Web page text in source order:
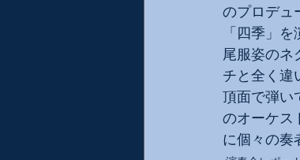
のプロデュ
「四季」
尾服姿のネ
チと全く違
頂面で弾い
のオーケス
に個々の奏